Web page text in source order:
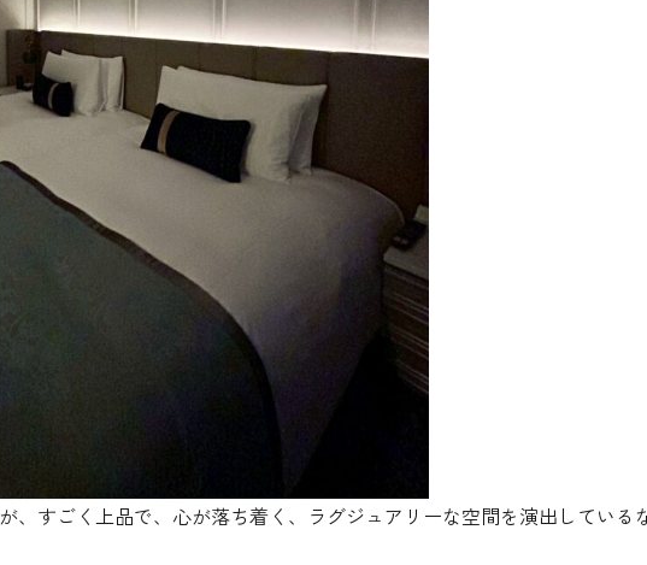
、すごく上品で、心が落ち着く、ラグジュアリーな空間を演出している